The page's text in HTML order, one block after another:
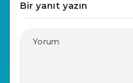
Bir yanıt yazın